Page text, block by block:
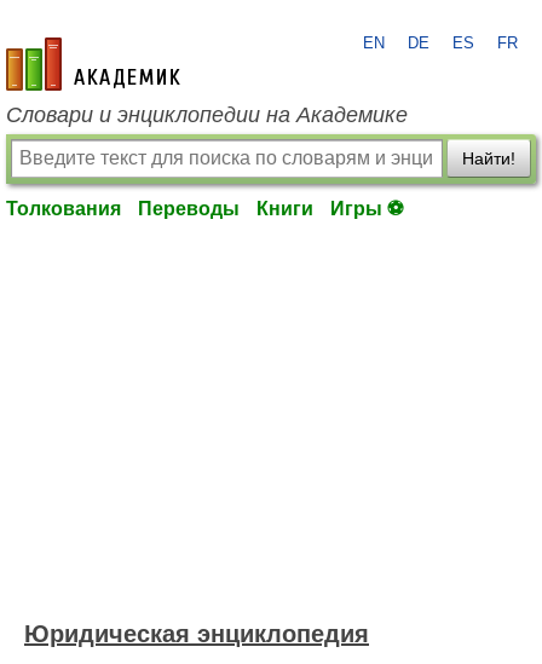
academic.ru
EN DE ES FR
Словари и энциклопедии на Академике
Найти!
Толкования Переводы Книги Игры ⚽
Юридическая энциклопедия